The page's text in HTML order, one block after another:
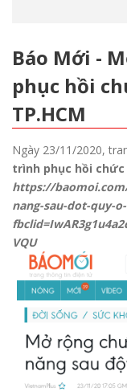
Báo Mới -
phục hồi
TP.HCM
Ngày 23/11/2020,
trình phục hồi chức
https://
nang-sau-dot-quy-
VQU